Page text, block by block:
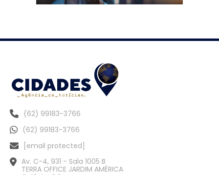
(62) 99183-3766
(62) 99183-3766
[email protected]
Av. C-4, 931 - Sala 1005 B
TERRA OFFICE JARDIM AMÉRICA